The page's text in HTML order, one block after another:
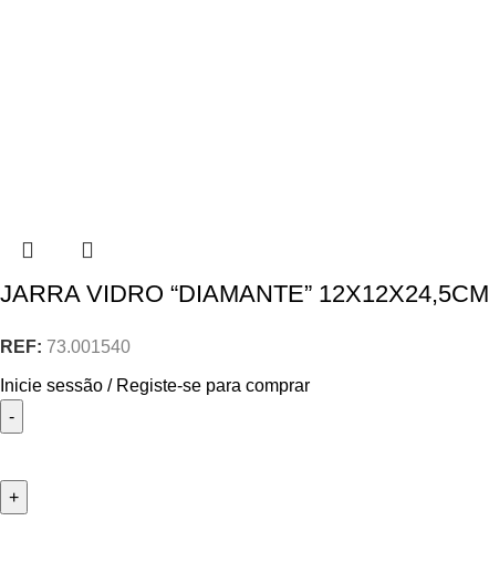
JARRA VIDRO “DIAMANTE” 12X12X24,5CM
REF: 73.001540
Inicie sessão / Registe-se para comprar